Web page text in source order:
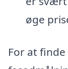
øge
For at